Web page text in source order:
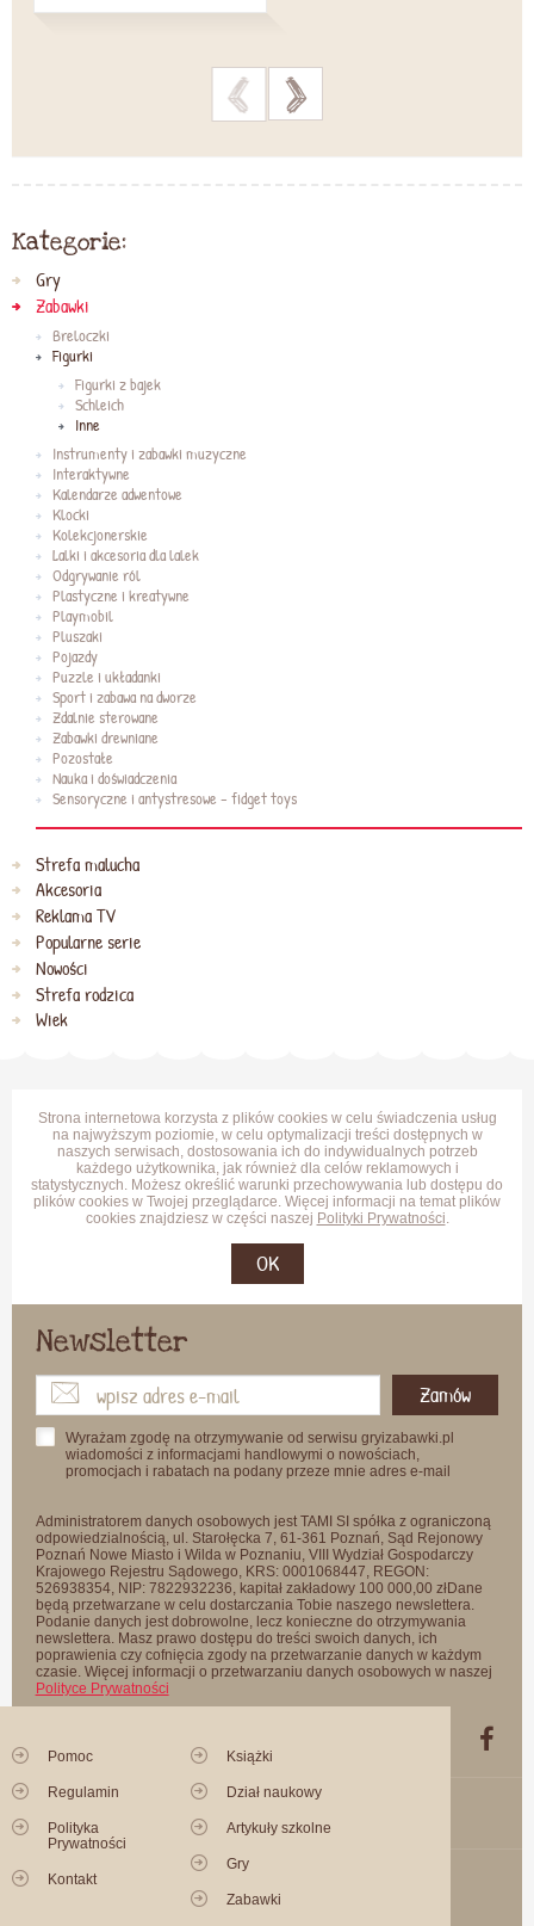
> >
Kategorie:
Gry
Zabawki
Breloczki
Figurki
Figurki z bajek
Schleich
Inne
Instrumenty i zabawki muzyczne
Interaktywne
Kalendarze adwentowe
Klocki
Kolekcjonerskie
Lalki i akcesoria dla lalek
Odgrywanie ról
Plastyczne i kreatywne
Playmobil
Pluszaki
Pojazdy
Puzzle i układanki
Sport i zabawa na dworze
Zdalnie sterowane
Zabawki drewniane
Pozostałe
Nauka i doświadczenia
Sensoryczne i antystresowe - fidget toys
Strefa malucha
Akcesoria
Reklama TV
Popularne serie
Nowości
Strefa rodzica
Wiek
Strona internetowa korzysta z plików cookies w celu świadczenia usług
na najwyższym poziomie, w celu optymalizacji treści dostępnych w
naszych serwisach, dostosowania ich do indywidualnych potrzeb
każdego użytkownika, jak również dla celów reklamowych i
statystycznych. Możesz określić warunki przechowywania lub dostępu do
plików cookies w Twojej przeglądarce. Więcej informacji na temat plików
cookies znajdziesz w części naszej Polityki Prywatności
OK
Newsletter
Zamów
Wyrażam zgodę na otrzymywanie od serwisu gryizabawki.pl
wiadomości z informacjami handlowymi o nowościach,
promocjach i rabatach na podany przeze mnie adres e-mail
Administratorem danych osobowych jest TAMI SI spółka z ograniczoną
odpowiedzialnością, ul. Starołęcka 7, 61-361 Poznań, Sąd Rejonowy
Poznań Nowe Miasto i Wilda w Poznaniu, VIII Wydział Gospodarczy
Krajowego Rejestru Sądowego, KRS: 0001068447, REGON:
526938354, NIP: 7822932236, kapitał zakładowy 100 000,00 złDane
będą przetwarzane w celu dostarczania Tobie naszego newslettera.
Podanie danych jest dobrowolne, lecz konieczne do otrzymywania
newslettera. Masz prawo dostępu do treści swoich danych, ich
poprawienia czy cofnięcia zgody na przetwarzanie danych w każdym
czasie. Więcej informacji o przetwarzaniu danych osobowych w naszej
Polityce Prywatności
Pomoc
Regulamin
Polityka
Prywatności
Kontakt
Książki
Dział naukowy
Artykuły szkolne
Gry
Zabawki